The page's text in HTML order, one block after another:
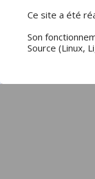
Ce site a été
Son
Source (Linux,